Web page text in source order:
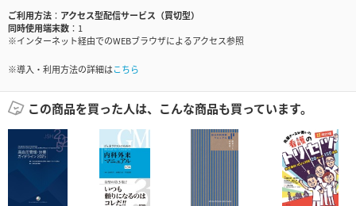
ご利用方法
アクセス型配信サービス（買切型）
同時使用端末数
1
※インターネット経由でのWEBブラウザによるアクセス参照
※導入・利用方法の詳細はこちら
この商品を買った人は、こんな商品も買っています。